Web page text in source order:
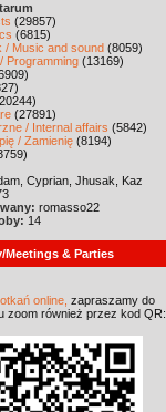
(29857)
(6815)
/ Music and sound (8059)
Programming (13169)
(27891)
/ Internal affairs (5842)
/ Zamienię (8194)
Cyprian, Jhusak, Kaz
romasso22
14
& Parties
online, zapraszamy do
zoom również przez kod QR: